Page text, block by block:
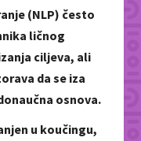
(NLP) često
ličnog
ciljeva, ali
da se iza
osnova.
u koučingu,